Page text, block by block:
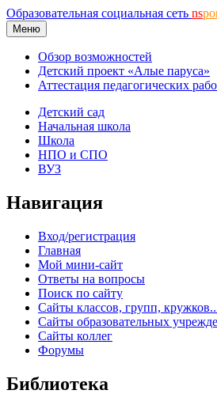
Образовательная социальная сеть ns
Меню
Обзор возможностей
Детский проект «Алые паруса»
Аттестация педагогических
Детский сад
Начальная школа
Школа
НПО и СПО
ВУЗ
Навигация
Вход/регистрация
Главная
Мой мини-сайт
Ответы на вопросы
Поиск по сайту
Сайты классов, групп,
Сайты образовательных
Сайты коллег
Форумы
Библиотека